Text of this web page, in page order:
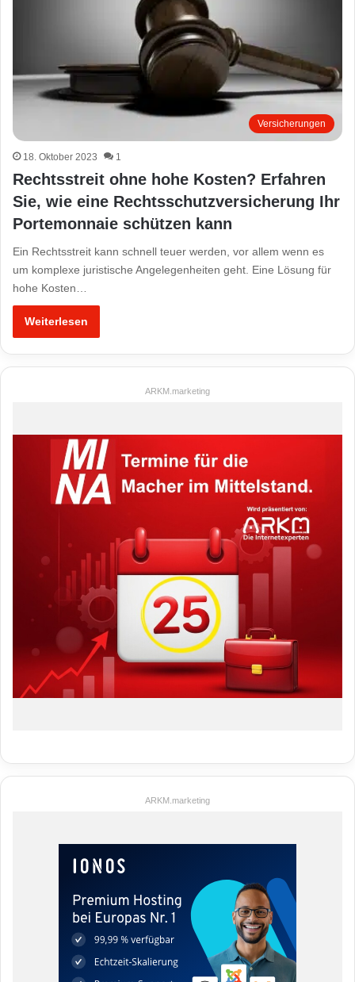
Versicherungen
18. Oktober 2023 1
Rechtsstreit ohne hohe Kosten? Erfahren
Sie, wie eine Rechtsschutzversicherung Ihr
Portemonnaie schützen kann
Ein Rechtsstreit kann schnell teuer werden, vor allem wenn es
um komplexe juristische Angelegenheiten geht. Eine Lösung für
hohe Kosten…
Weiterlesen
ARKM.marketing
ARKM.marketing